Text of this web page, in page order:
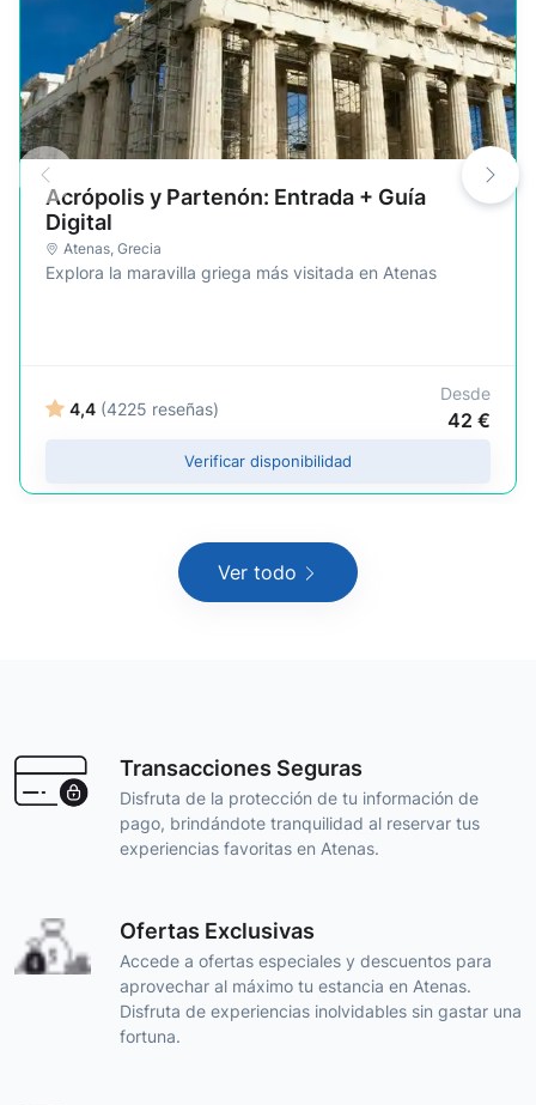
Acrópolis y Partenón: Entrada + Guía
Digital
Atenas, Grecia
Explora la maravilla griega más visitada en Atenas
4,4 (4225 reseñas)
Desde
42 €
Verificar disponibilidad
Ver todo
Transacciones Seguras
Disfruta de la protección de tu información de
pago, brindándote tranquilidad al reservar tus
experiencias favoritas en Atenas.
Ofertas Exclusivas
Accede a ofertas especiales y descuentos para
aprovechar al máximo tu estancia en Atenas.
Disfruta de experiencias inolvidables sin gastar una
fortuna.